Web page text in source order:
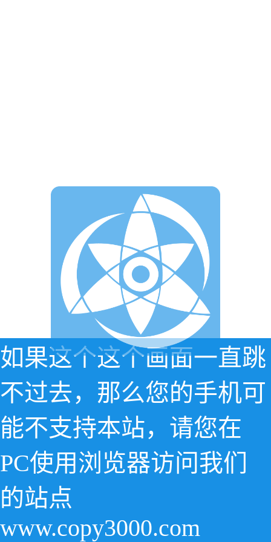
如果这个这个画面一直跳
不过去，那么您的手机可
能不支持本站，请您在
PC使用浏览器访问我们
的站点
www.copy3000.com